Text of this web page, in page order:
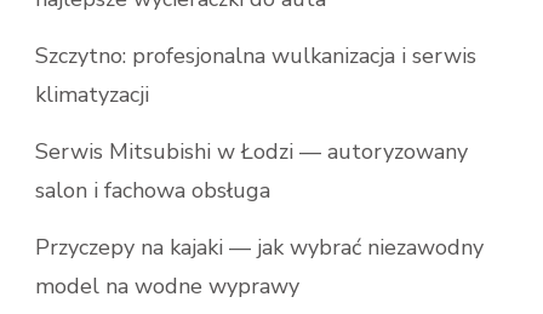
Szczytno: profesjonalna wulkanizacja i serwis
klimatyzacji
Serwis Mitsubishi w Łodzi — autoryzowany
salon i fachowa obsługa
Przyczepy na kajaki — jak wybrać niezawodny
model na wodne wyprawy